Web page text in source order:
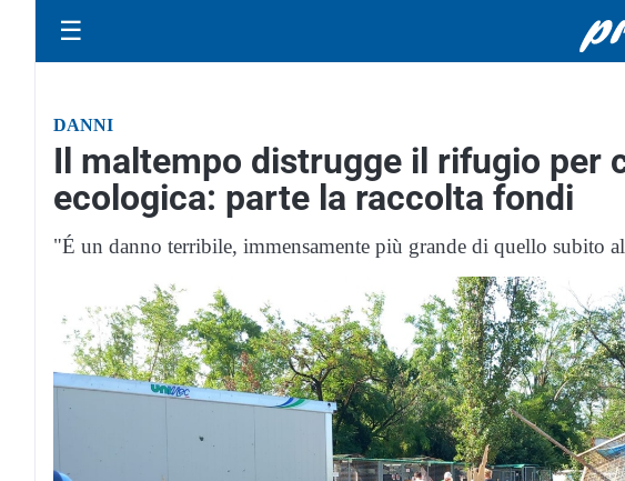
☰
DANNI
Il maltempo distrugge il rifugio per
ecologica: parte la raccolta fondi
"É un danno terribile, immensamente più grande di quello subito